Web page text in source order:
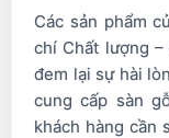
Các sản phẩm
chí Chất lượng
đem lại sự hài
cung cấp sàn
khách hàng cần